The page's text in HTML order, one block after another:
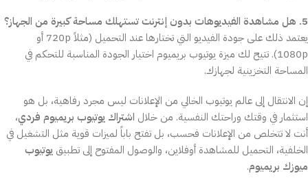
5. هل مشاهدة الفيديوهات بدون إنترنت تستهلك مساحة كبيرة من الجهاز؟
يعتمد ذلك على جودة الفيديو التي تختارها عند التحميل (مثلاً 720p أو
1080p). تتيح لك ميزة يوتيوب بريميوم اختيار الجودة المناسبة للتحكم في
المساحة التخزينية لجهازك.
إن الانتقال إلى عالم يوتيوب الخالي من الإعلانات ليس مجرد رفاهية، بل هو
استثمار في وقتك وراحتك النفسية. من خلال اشتراك يوتيوب بريميوم فردي،
أنت لا تتخلص من الإعلانات فحسب، بل تفتح باباً لميزات قوية مثل التشغيل في
الخلفية، التحميل للمشاهدة أوفلاين، والوصول المفتوح إلى تطبيق يوتيوب
ميوزك بريميوم.